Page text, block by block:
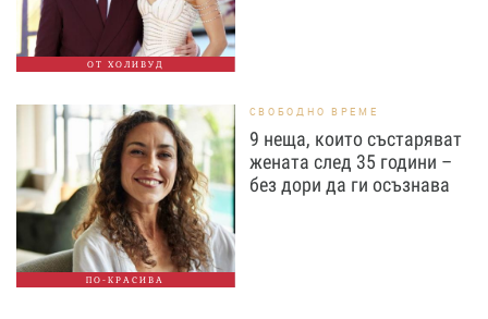
ОТ ХОЛИВУД
ПО-КРАСИВА
СВОБОДНО ВРЕМЕ
9 неща, които състаряват
жената след 35 години –
без дори да ги осъзнава